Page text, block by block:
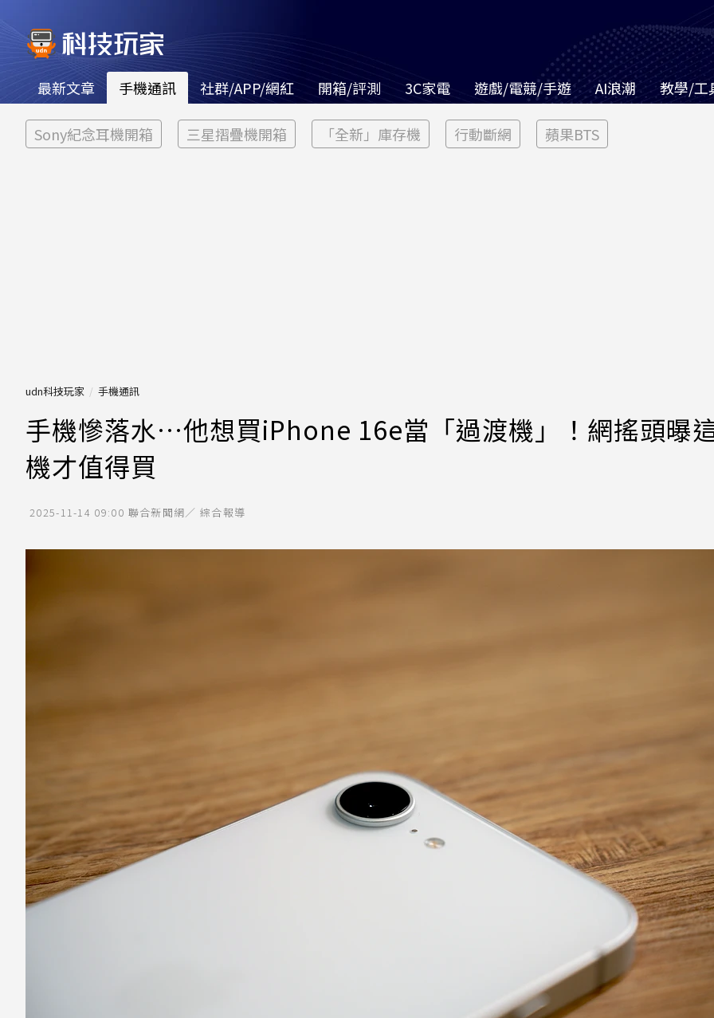
最新文章 手機通訊 社群/APP/網紅 開箱/評測 3C家電 遊戲/電競/手遊 AI浪潮 教學/工
Sony紀念耳機開箱 三星摺疊機開箱 「全新」庫存機 行動斷網 蘋果BTS
udn科技玩家 手機通訊
手機慘落水…他想買iPhone 16e當「過渡機」！網搖頭曝
機才值得買
2025-11-14 09:00 聯合新聞網／ 綜合報導